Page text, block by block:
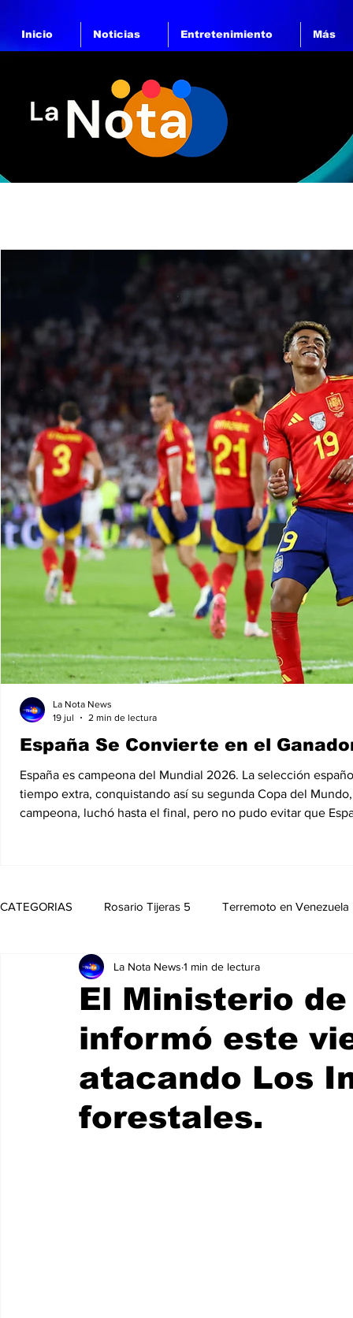
Inicio Noticias Entretenimiento Más
España Se Convierte en el
España es campeona del Mundial 2026. La selección
tiempo extra, conquistando así su segunda Copa del
campeona, luchó hasta el final, pero no pudo evitar que
La Nota News
19 jul
2 min de lectura
CATEGORIAS Rosario Tijeras 5 Terremoto en Venezuela
Trump Regresa a La Casa Blanca Opinión
Entretenimiento MedioAmbiente
El Ministerio
informó este
atacando Los
forestales.
La Nota News 1 min de lectura